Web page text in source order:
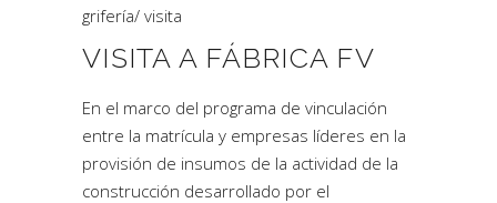
grifería/ visita
VISITA A FÁBRICA FV
En el marco del programa de vinculación
entre la matrícula y empresas líderes en la
provisión de insumos de la actividad de la
construcción desarrollado por el